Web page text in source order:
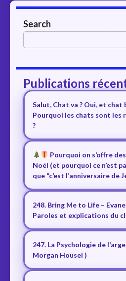
Search
Publications
Salut, Chat va ? Oui, et chat
Pourquoi les chats sont les
?
Pourquoi on s’offre
Noël (et pourquoi ce n’est
que “c’est l’anniversaire de
248. Bring Me to Life –
Paroles et explications du
247. La Psychologie de
Morgan Housel )